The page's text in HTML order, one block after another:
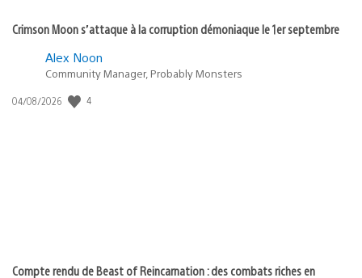
Crimson Moon s’attaque à la corruption démoniaque le 1er septembre
Alex Noon
Community Manager, Probably Monsters
Date
04/08/2026 4
Compte rendu de Beast of Reincarnation : des combats riches en